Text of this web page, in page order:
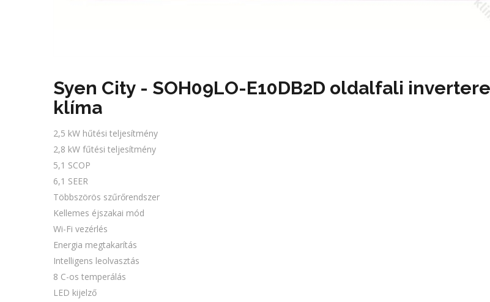
Syen City - SOH09LO-E10DB2D oldalfali
klíma
2,5 kW hűtési teljesítmény
2,8 kW fűtési teljesítmény
5,1 SCOP
6,1 SEER
Többszörös szűrőrendszer
Kellemes éjszakai mód
Wi-Fi vezérlés
Energia megtakarítás
Intelligens leolvasztás
8 C-os temperálás
LED kijelző